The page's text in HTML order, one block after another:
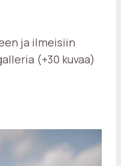
ja ilmeisiin
(+30 kuvaa)